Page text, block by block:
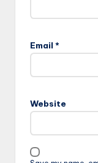
Email *
Website